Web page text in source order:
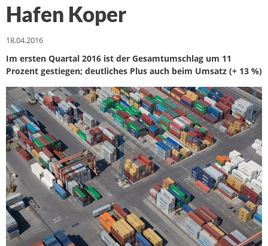
Hafen Koper
18.04.2016
Im ersten Quartal 2016 ist der Gesamtumschlag um 11
Prozent gestiegen; deutliches Plus auch beim Umsatz (+ 13 %)